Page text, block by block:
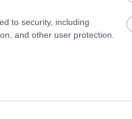
to security, including
and other user protection.
Hírek oldalán!